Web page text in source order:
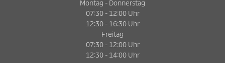
Montag - Donnerstag
07:30 - 12:00 Uhr
12:30 - 16:30 Uhr
Freitag
07:30 - 12:00 Uhr
12:30 - 14:00 Uhr